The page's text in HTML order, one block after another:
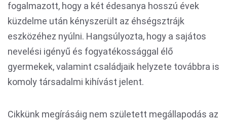
fogalmazott, hogy a két édesanya hosszú évek
küzdelme után kényszerült az éhségsztrájk
eszközéhez nyúlni. Hangsúlyozta, hogy a sajátos
nevelési igényű és fogyatékossággal élő
gyermekek, valamint családjaik helyzete továbbra is
komoly társadalmi kihívást jelent.
Cikkünk megírásáig nem született megállapodás az